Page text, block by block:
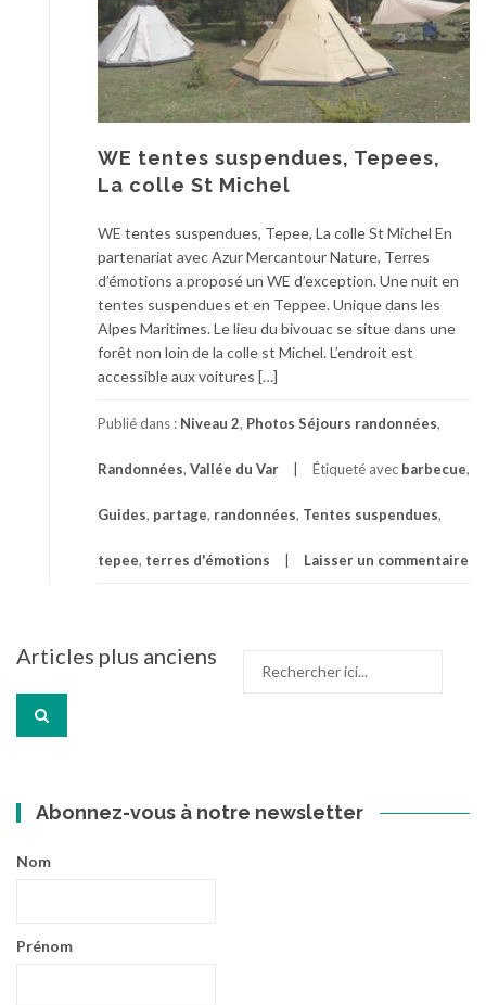
WE tentes suspendues, Tepees,
La colle St Michel
WE tentes suspendues, Tepee, La colle St Michel En
partenariat avec Azur Mercantour Nature, Terres
d’émotions a proposé un WE d’exception. Une nuit en
tentes suspendues et en Teppee. Unique dans les
Alpes Maritimes. Le lieu du bivouac se situe dans une
forêt non loin de la colle st Michel. L’endroit est
accessible aux voitures […]
Publié dans : Niveau 2, Photos Séjours randonnées,
Randonnées, Vallée du Var Étiqueté avec barbecue,
Guides, partage, randonnées, Tentes suspendues,
tepee, terres d'émotions Laisser un commentaire
Navigation
articles
Articles plus anciens
Abonnez-vous à notre newsletter
Nom
Prénom